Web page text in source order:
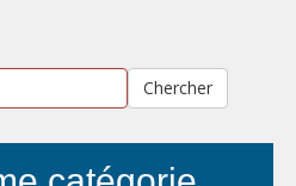
Chercher